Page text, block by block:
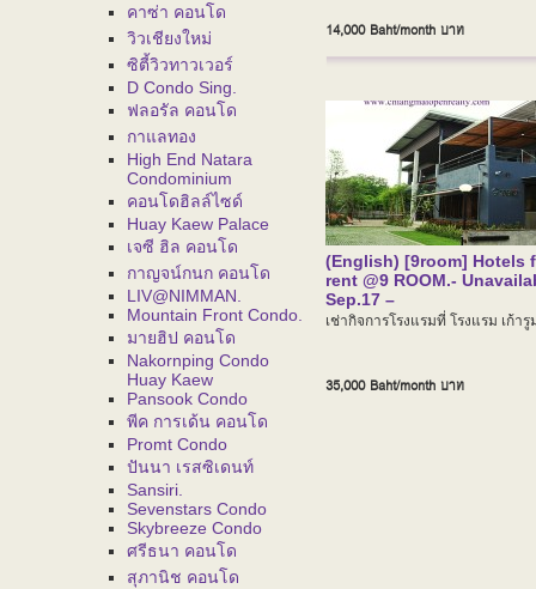
คาซ่า คอนโด
วิวเชียงใหม่
ซิตี้วิวทาวเวอร์
D Condo Sing.
ฟลอรัล คอนโด
กาแลทอง
High End Natara
Condominium
คอนโดฮิลล์ไซด์
Huay Kaew Palace
เจซี ฮิล คอนโด
กาญจน์กนก คอนโด
LIV@NIMMAN.
Mountain Front Condo.
มายฮิป คอนโด
Nakornping Condo
Huay Kaew
Pansook Condo
พีค การเด้น คอนโด
Promt Condo
ปันนา เรสซิเดนท์
Sansiri.
Sevenstars Condo
Skybreeze Condo
ศรีธนา คอนโด
สุภานิช คอนโด
14,000 Baht/month บาท
(English) [9room] Hotels
rent @9 ROOM.-
Sep.17 –
เช่ากิจการโรงแรมที่ โรงแรม เก้ารู
35,000 Baht/month บาท